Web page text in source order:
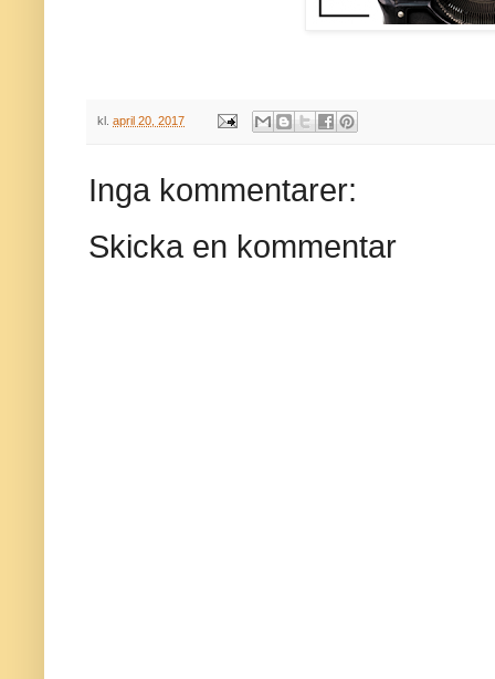
kl. april 20, 2017
Inga kommentarer:
Skicka en kommentar